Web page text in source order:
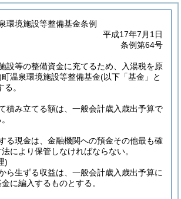
環境施設等整備基金条例
平成17年7月1日
条例第64号
設等の整備資金に充てるため、入湯税を原
温泉環境施設等整備基金(以下「基金」と
る。
積み立てる額は、一般会計歳入歳出予算で
る現金は、金融機関への預金その他最も確
により保管しなければならない。
)
ら生ずる収益は、一般会計歳入歳出予算に
に編入するものとする。